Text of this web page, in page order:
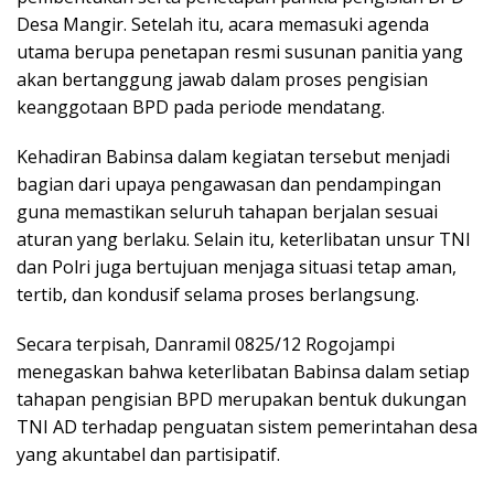
Desa Mangir. Setelah itu, acara memasuki agenda
utama berupa penetapan resmi susunan panitia yang
akan bertanggung jawab dalam proses pengisian
keanggotaan BPD pada periode mendatang.
Kehadiran Babinsa dalam kegiatan tersebut menjadi
bagian dari upaya pengawasan dan pendampingan
guna memastikan seluruh tahapan berjalan sesuai
aturan yang berlaku. Selain itu, keterlibatan unsur TNI
dan Polri juga bertujuan menjaga situasi tetap aman,
tertib, dan kondusif selama proses berlangsung.
Secara terpisah, Danramil 0825/12 Rogojampi
menegaskan bahwa keterlibatan Babinsa dalam setiap
tahapan pengisian BPD merupakan bentuk dukungan
TNI AD terhadap penguatan sistem pemerintahan desa
yang akuntabel dan partisipatif.